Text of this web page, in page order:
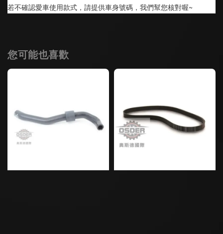
若不確認愛車使用款式，請提供車身號碼，我們幫您核對喔~
您可能也喜歡